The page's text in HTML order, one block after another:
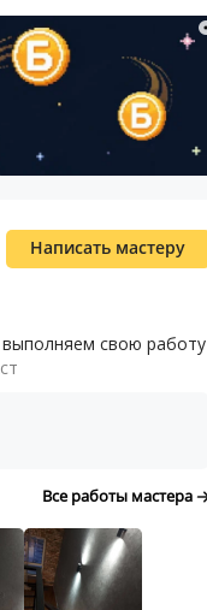
Написать мастеру
выполняем свою работу
Все работы мастера